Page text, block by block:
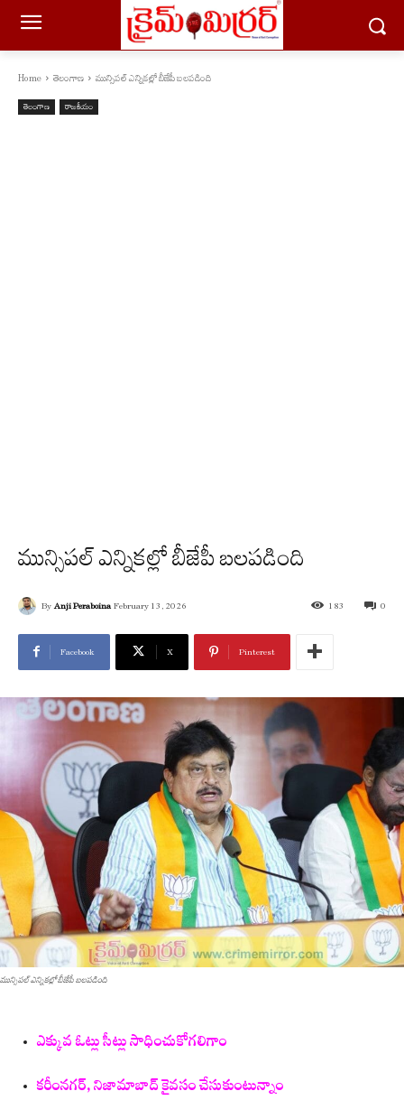
Home తెలంగాణ మున్సిపల్ ఎన్నికల్లో బీజేపీ బలపడింది
తెలంగాణ రాజకీయం
మున్సిపల్ ఎన్నికల్లో బీజేపీ బలపడింది
By Anji Peraboina February 13, 2026 0
183
Facebook X Pinterest
మున్సిపల్ ఎన్నికల్లో బీజేపీ బలపడింది
ఎక్కువ ఓట్లు సీట్లు సాధించుకోగలిగాం
కరీంనగర్, నిజామాబాద్ కైవసం చేసుకుంటున్నాం